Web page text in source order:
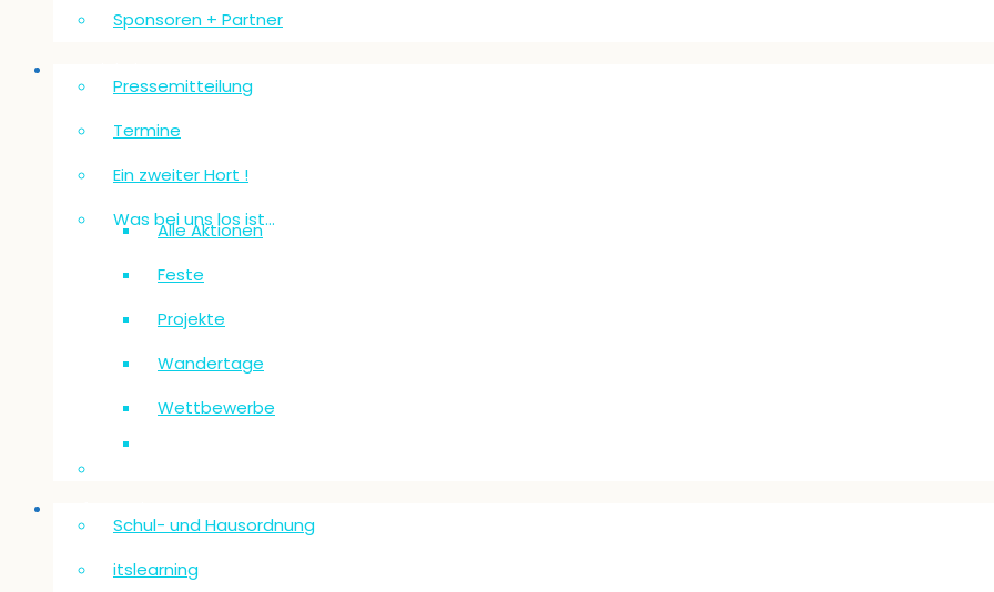
Sponsoren + Partner
Pressemitteilung
Termine
Ein zweiter Hort !
Was bei uns los ist…
Alle Aktionen
Feste
Projekte
Wandertage
Wettbewerbe
Schul- und Hausordnung
itslearning